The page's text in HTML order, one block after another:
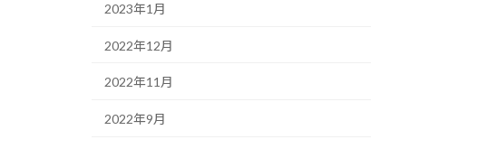
2023年1月
2022年12月
2022年11月
2022年9月